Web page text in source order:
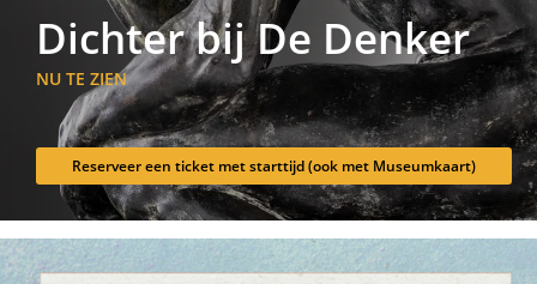
Dichter bij De Denker
NU TE ZIEN
Reserveer een ticket met starttijd (ook met Museumkaart)